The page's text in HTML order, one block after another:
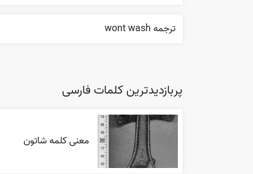
ترجمه wont wash
پربازدیدترین کلمات فارسی
معنی کلمه شاتون